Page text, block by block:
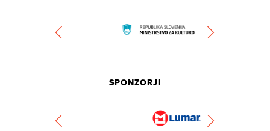
SPONZORJI